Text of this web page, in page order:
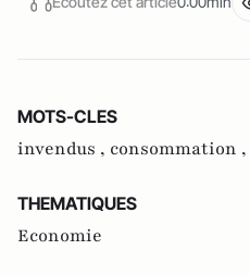
MOTS-CLES
invendus , consommation ,
THEMATIQUES
Economie